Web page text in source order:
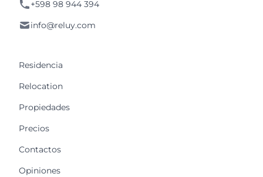
+598 98 944 394
info@reluy.com
Residencia
Relocation
Propiedades
Precios
Contactos
Opiniones